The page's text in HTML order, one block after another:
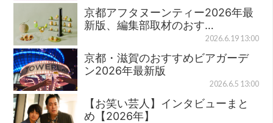
京都アフタヌーンティー2026年最
新版、編集部取材のおす…
2026.6.19 13:00
京都・滋賀のおすすめビアガーデ
ン2026年最新版
2026.6.5 13:00
【お笑い芸人】インタビューまと
め【2026年】